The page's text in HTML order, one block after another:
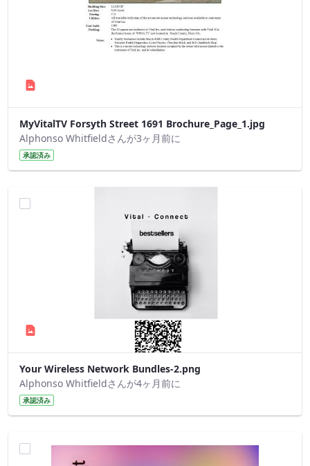
MyVitalTV Forsyth Street 1691 Brochure_Page_1.jpg
Alphonso Whitfieldさんが3ヶ月前に
承認済み
Your Wireless Network Bundles-2.png
Alphonso Whitfieldさんが4ヶ月前に
承認済み